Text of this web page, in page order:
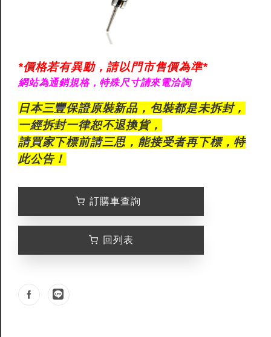
*價格若有異動，請以門市售價為準*
網站為通銷規格，特殊尺寸請來電洽詢
日本三豐保證原裝新品，包裝都是未拆封，
一經拆封一律恕不退換貨，
請買家下標前請三思，能接受者再下標，特
此公告！
訂購車查詢
回列表